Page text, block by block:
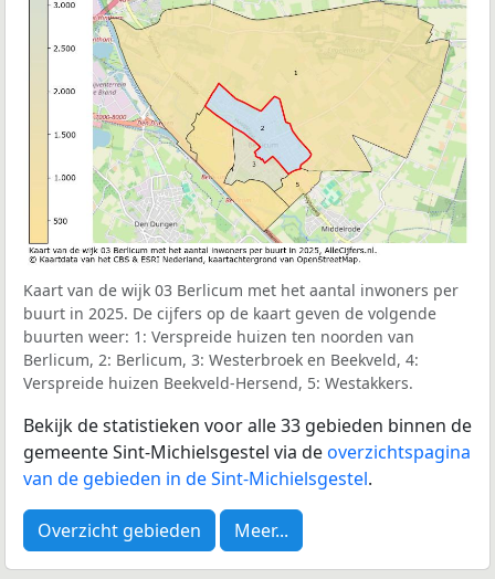
Kaart van de wijk 03 Berlicum met het aantal inwoners per
buurt in 2025. De cijfers op de kaart geven de volgende
buurten weer: 1: Verspreide huizen ten noorden van
Berlicum, 2: Berlicum, 3: Westerbroek en Beekveld, 4:
Verspreide huizen Beekveld-Hersend, 5: Westakkers.
Bekijk de statistieken voor alle 33 gebieden binnen de
gemeente Sint-Michielsgestel via deoverzichtspagina
van de gebieden in de Sint-Michielsgestel.
Overzicht gebieden Meer...